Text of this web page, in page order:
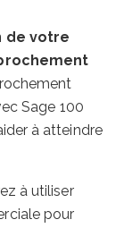
de votre
Sage 100
à atteindre
à utiliser
pour